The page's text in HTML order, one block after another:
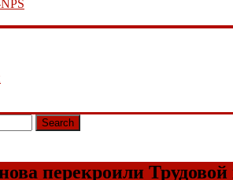
Search
перекроили